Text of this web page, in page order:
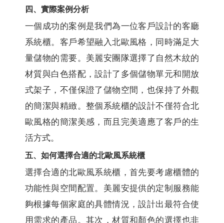
四、實際案例分析
一個成功的案例是我們為一位客戶設計的客廳
系統櫃。客戶希望融入北歐風格，同時滿足大
量儲物的需要。美麗安團隊選擇了自然木紋的
材質與白色搭配，設計了多個儲物單元和開放
式架子，不僅保證了儲物空間，也保持了外觀
的簡潔與精緻。整個系統櫃的設計不僅符合北
歐風格的簡潔美感，而且完美適應了客戶的生
活方式。
五、如何選擇合適的北歐風系統櫃
選擇合適的北歐風系統櫃，首先要考慮櫃體的
功能性與空間配置。美麗安提供的定制服務能
夠根據每個家庭的具體情況，設計出最符合使
用需求的產品。其次，材質和顏色的選擇也非